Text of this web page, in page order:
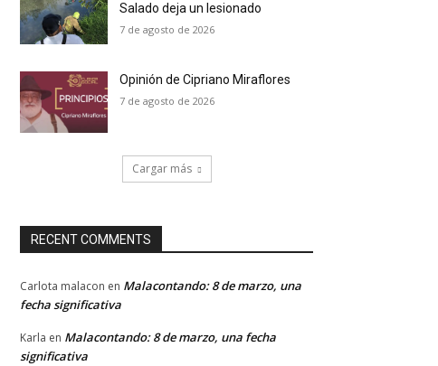
Salado deja un lesionado
7 de agosto de 2026
Opinión de Cipriano Miraflores
7 de agosto de 2026
Cargar más
RECENT COMMENTS
Carlota malacon en Malacontando: 8 de marzo, una
fecha significativa
Karla en Malacontando: 8 de marzo, una fecha
significativa